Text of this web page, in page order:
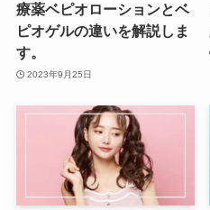
療薬ベピオローションとベ
ピオゲルの違いを解説しま
す。
2023年9月25日